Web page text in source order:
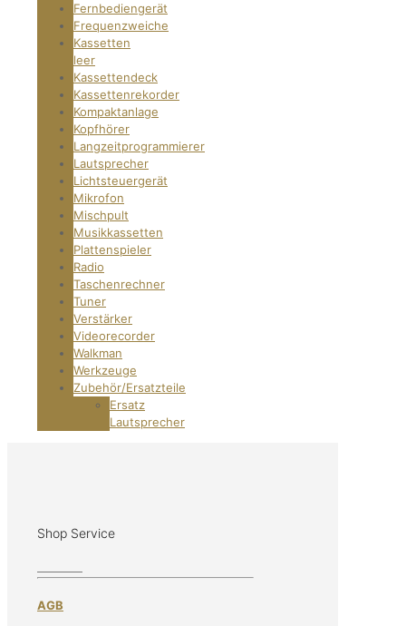
Fernbediengerät
Frequenzweiche
Kassetten
leer
Kassettendeck
Kassettenrekorder
Kompaktanlage
Kopfhörer
Langzeitprogrammierer
Lautsprecher
Lichtsteuergerät
Mikrofon
Mischpult
Musikkassetten
Plattenspieler
Radio
Taschenrechner
Tuner
Verstärker
Videorecorder
Walkman
Werkzeuge
Zubehör/Ersatzteile
Ersatz
Lautsprecher
Shop Service
AGB